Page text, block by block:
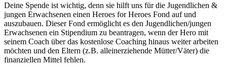
Deine Spende ist wichtig, denn sie hilft uns für die Jugendlichen &
jungen Erwachsenen einen Heroes for Heroes Fond auf und
auszubauen. Dieser Fond ermöglicht es den Jugendlichen/jungen
Erwachsenen ein Stipendium zu beantragen, wenn der Hero mit
seinem Coach über das kostenlose Coaching hinaus weiter arbeiten
möchten und den Eltern (z.B. alleinerziehende Mütter/Väter) die
finanziellen Mittel fehlen.